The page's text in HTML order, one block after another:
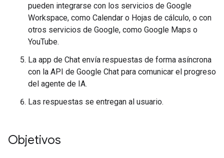
pueden integrarse con los servicios de Google
Workspace, como Calendar o Hojas de cálculo, o con
otros servicios de Google, como Google Maps o
YouTube.
La app de Chat envía respuestas de forma asíncrona
con la API de Google Chat para comunicar el progreso
del agente de IA.
Las respuestas se entregan al usuario.
Objetivos